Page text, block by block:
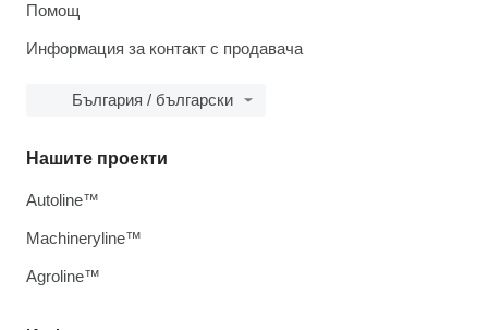
Помощ
Информация за контакт с продавача
България / български
Нашите проекти
Autoline™
Machineryline™
Agroline™